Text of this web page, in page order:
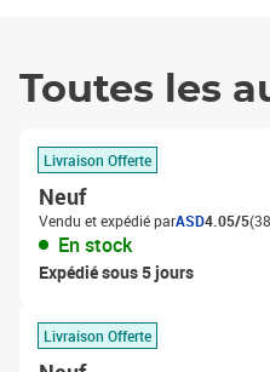
Toutes les
Livraison Offerte
Neuf
Vendu et expédié parASD4.05/5
En stock
Expédié sous 5 jours
Livraison Offerte